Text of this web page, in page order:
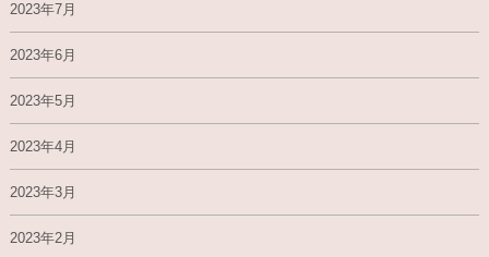
2023年7月
2023年6月
2023年5月
2023年4月
2023年3月
2023年2月